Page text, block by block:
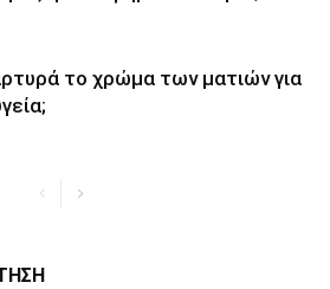
το χρώμα των ματιών για